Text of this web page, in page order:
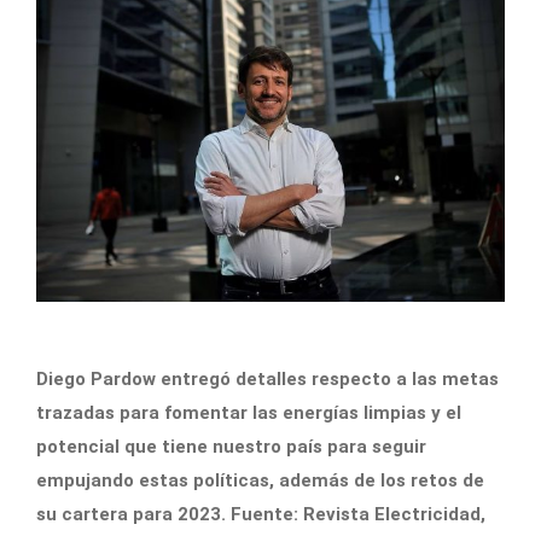
Diego Pardow entregó detalles respecto a las metas
trazadas para fomentar las energías limpias y el
potencial que tiene nuestro país para seguir
empujando estas políticas, además de los retos de
su cartera para 2023. Fuente: Revista Electricidad,